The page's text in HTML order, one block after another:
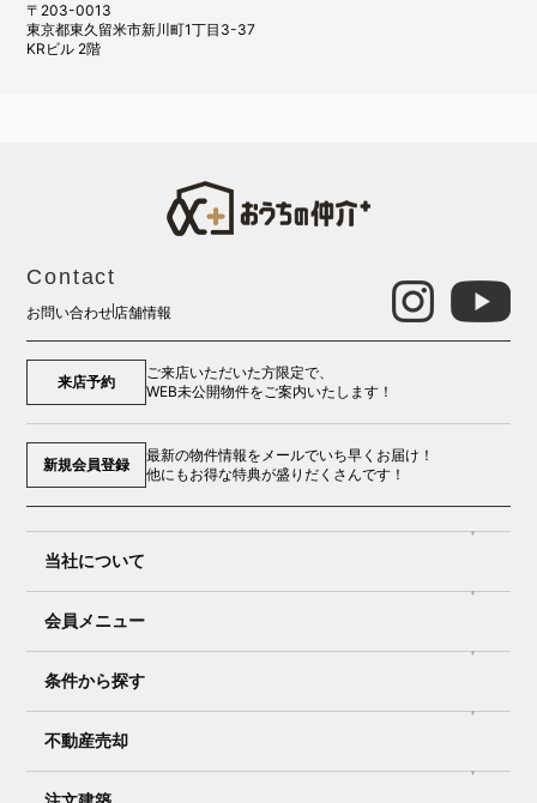
R4.3.15 入間市 中古マンション S様
R4.1.11 入間市 O様
〒203-0013
東京都東久留米市新川町1丁目3-37
KRビル 2階
Contact
お問い合わせ店舗情報
来店予約
ご来店いただいた方限定で、
WEB未公開物件をご案内いたします！
新規会員登録
最新の物件情報をメールでいち早くお届け！
他にもお得な特典が盛りだくさんです！
当社について
会員メニュー
条件から探す
不動産売却